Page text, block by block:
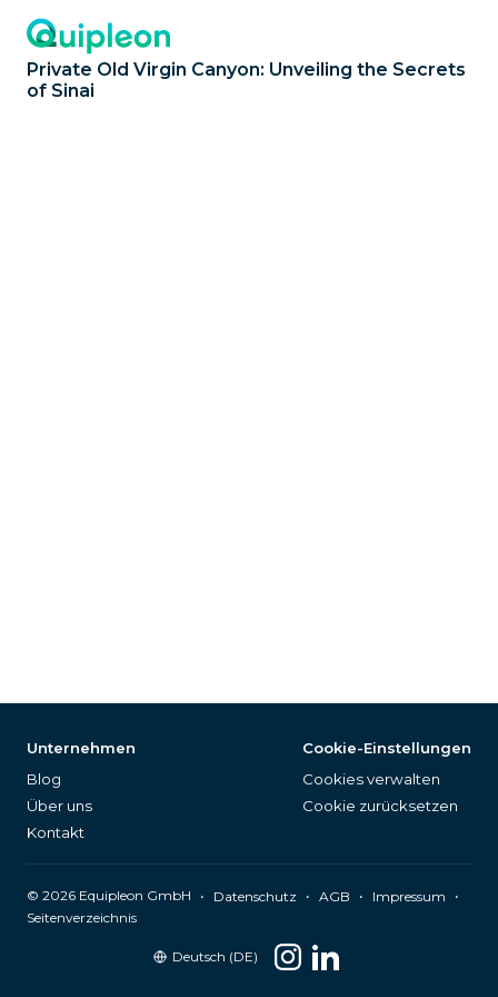
Private Old Virgin Canyon: Unveiling the Secrets
of Sinai
Unternehmen
Blog
Über uns
Kontakt
Cookie-Einstellungen
Cookies verwalten
Cookie zurücksetzen
© 2026 Equipleon GmbH • Datenschutz • AGB • Impressum
•
Seitenverzeichnis
Deutsch (DE)